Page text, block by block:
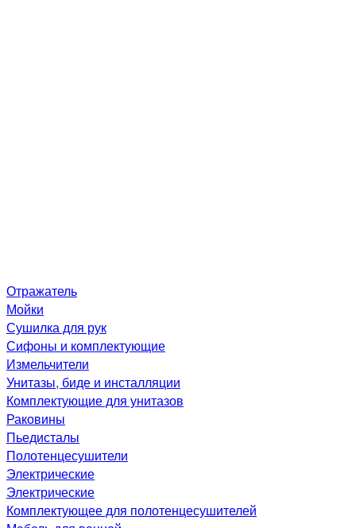
Отражатель
Мойки
Сушилка для рук
Сифоны и комплектующие
Измельчители
Унитазы, биде и инсталляции
Комплектующие для унитазов
Раковины
Пьедисталы
Полотенцесушители
Электрические
Электрические
Комплектующее для полотенцесушителей